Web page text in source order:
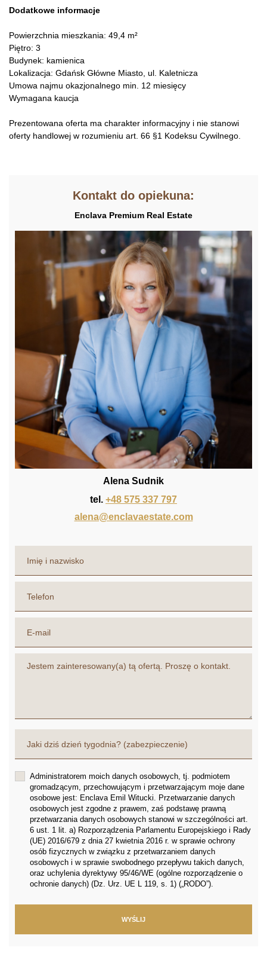
Dodatkowe informacje
Powierzchnia mieszkania: 49,4 m²
Piętro: 3
Budynek: kamienica
Lokalizacja: Gdańsk Główne Miasto, ul. Kaletnicza
Umowa najmu okazjonalnego min. 12 miesięcy
Wymagana kaucja
Prezentowana oferta ma charakter informacyjny i nie stanowi
oferty handlowej w rozumieniu art. 66 §1 Kodeksu Cywilnego.
Kontakt do opiekuna:
Enclava Premium Real Estate
Alena Sudnik
tel. +48 575 337 797
alena@enclavaestate.com
Administratorem moich danych osobowych, tj. podmiotem
gromadzącym, przechowującym i przetwarzającym moje dane
osobowe jest: Enclava Emil Witucki. Przetwarzanie danych
osobowych jest zgodne z prawem, zaś podstawę prawną
przetwarzania danych osobowych stanowi w szczególności art.
6 ust. 1 lit. a) Rozporządzenia Parlamentu Europejskiego i Rady
(UE) 2016/679 z dnia 27 kwietnia 2016 r. w sprawie ochrony
osób fizycznych w związku z przetwarzaniem danych
osobowych i w sprawie swobodnego przepływu takich danych,
oraz uchylenia dyrektywy 95/46/WE (ogólne rozporządzenie o
ochronie danych) (Dz. Urz. UE L 119, s. 1) („RODO”).